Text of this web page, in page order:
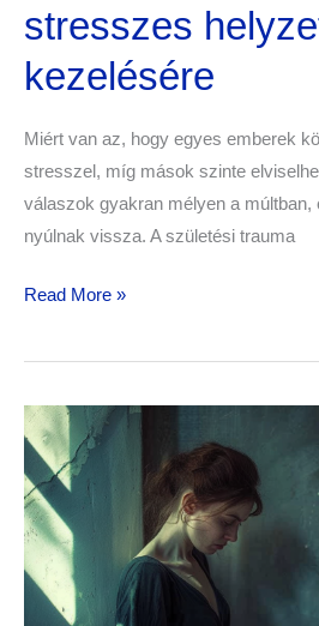
stresszes
kezelésére
Miért van az, hogy egyes emberek
stresszel, míg mások szinte
válaszok gyakran mélyen a múltban,
nyúlnak vissza. A születési trauma
Read More »
A
krízisterhesség
trauma
hatása
gyermek
jövőbeli